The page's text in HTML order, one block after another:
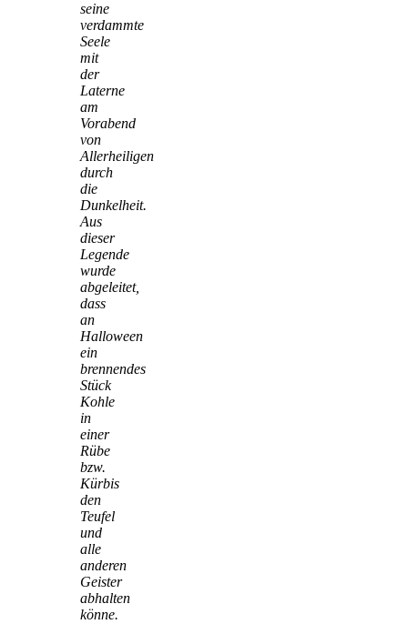
seine
verdammte
Seele
mit
der
Laterne
am
Vorabend
von
Allerheiligen
durch
die
Dunkelheit.
Aus
dieser
Legende
wurde
abgeleitet,
dass
an
Halloween
ein
brennendes
Stück
Kohle
in
einer
Rübe
bzw.
Kürbis
den
Teufel
und
alle
anderen
Geister
abhalten
könne.